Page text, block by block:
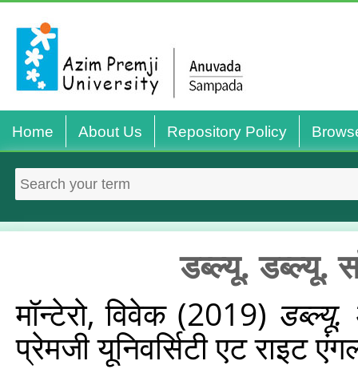
Home About Us Repository Policy
डब्ल्यू. डब्ल्यू.
मॉन्टेरो, विवेक(2019) डब्ल्यू.
प्रेमजी यूनिवर्सिटी एट